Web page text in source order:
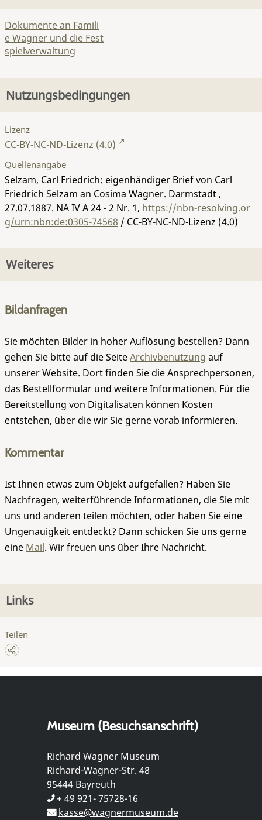
Dokumente an Famili
e Wagner und die Fest
spielverwaltung
Nutzungsbedingungen
Lizenz
CC-BY-NC-ND-Lizenz (4.0)
Quellenangabe
Selzam, Carl Friedrich: eigenhändiger Brief von Carl
Friedrich Selzam an Cosima Wagner. Darmstadt ,
27.07.1887. NA IV A 24 - 2 Nr. 1, https://nbn-resolving.or
g/urn:nbn:de:0305-74568 / CC-BY-NC-ND-Lizenz (4.0)
Weiteres
Bildanfragen
Sie möchten Bilder in hoher Auflösung bestellen? Dann
gehen Sie bitte auf die SeiteArchivbenutzung auf
unserer Website. Dort finden Sie die Ansprechpersonen,
das Bestellformular und weitere Informationen. Für die
Bereitstellung von Digitalisaten können Kosten
entstehen, über die wir Sie gerne vorab informieren.
Kommentar
Ist Ihnen etwas zum Objekt aufgefallen? Haben Sie
Nachfragen, weiterführende Informationen, die Sie mit
uns und anderen teilen möchten, oder haben Sie eine
Ungenauigkeit entdeckt? Dann schicken Sie uns gerne
eine Mail. Wir freuen uns über Ihre Nachricht.
Links
Teilen
Museum (Besuchsanschrift)
Richard Wagner Museum
Richard-Wagner-Str. 48
95444 Bayreuth
+ 49 921- 75728-16
kasse@wagnermuseum.de